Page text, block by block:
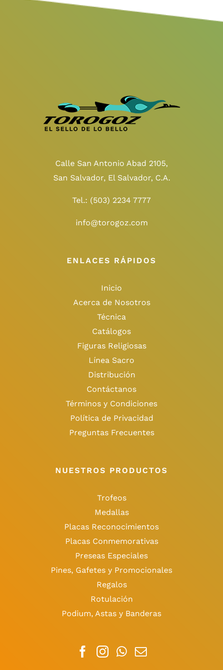
Calle San Antonio Abad 2105,
San Salvador, El Salvador, C.A.
Tel.: (503) 2234 7777
info@torogoz.com
ENLACES RÁPIDOS
Inicio
Acerca de Nosotros
Técnica
Catálogos
Figuras Religiosas
Línea Sacro
Distribución
Contáctanos
Términos y Condiciones
Política de Privacidad
Preguntas Frecuentes
NUESTROS PRODUCTOS
Trofeos
Medallas
Placas Reconocimientos
Placas Conmemorativas
Preseas Especiales
Pines, Gafetes y Promocionales
Regalos
Rotulación
Podium, Astas y Banderas